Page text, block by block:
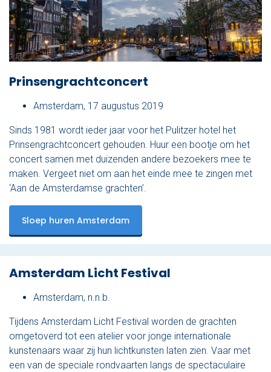
Prinsengrachtconcert
Amsterdam, 17 augustus 2019
Sinds 1981 wordt ieder jaar voor het Pulitzer hotel het
Prinsengrachtconcert gehouden. Huur een bootje om het
concert samen met duizenden andere bezoekers mee te
maken. Vergeet niet om aan het einde mee te zingen met
‘Aan de Amsterdamse grachten’.
Sloep huren Amsterdam
Amsterdam Licht Festival
Amsterdam, n.n.b.
Tijdens Amsterdam Licht Festival worden de grachten
omgetoverd tot een atelier voor jonge internationale
kunstenaars waar zij hun lichtkunsten laten zien. Vaar met
een van de speciale rondvaarten langs de spectaculaire